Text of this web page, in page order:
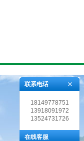
联系电话
18149778751
13918091972
13524731726
在线客服